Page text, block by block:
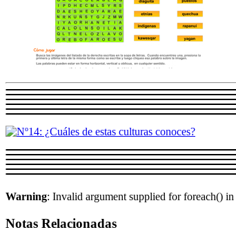
Warning: Invalid argument supplied for foreach() in
Notas Relacionadas